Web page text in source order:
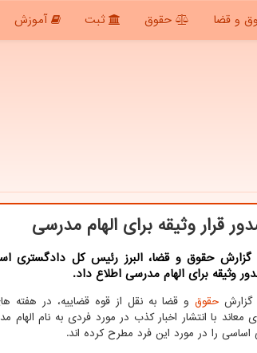
و قضا حقوق ثبت آموزش
قرار وثیقه برای الهام مدرسی
گزارش حقوق و قضا، البرز رئیس کل دادگستری
وثیقه برای الهام مدرسی اطلاع داد.
گزارش حقوقو قضا به نقل از قوه قضاییه، در هفته
معاند با انتشار اخبار کذب در مورد فردی به نام الهام
اساسی را در مورد این فرد مطرح کرده اند.